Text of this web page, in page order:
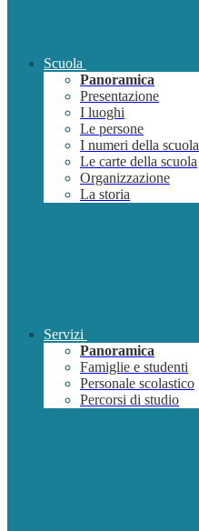
Scuola
Panoramica
Presentazione
I luoghi
Le persone
I numeri della scuola
Le carte della scuola
Organizzazione
La storia
Servizi
Panoramica
Famiglie e studenti
Personale scolastico
Percorsi di studio